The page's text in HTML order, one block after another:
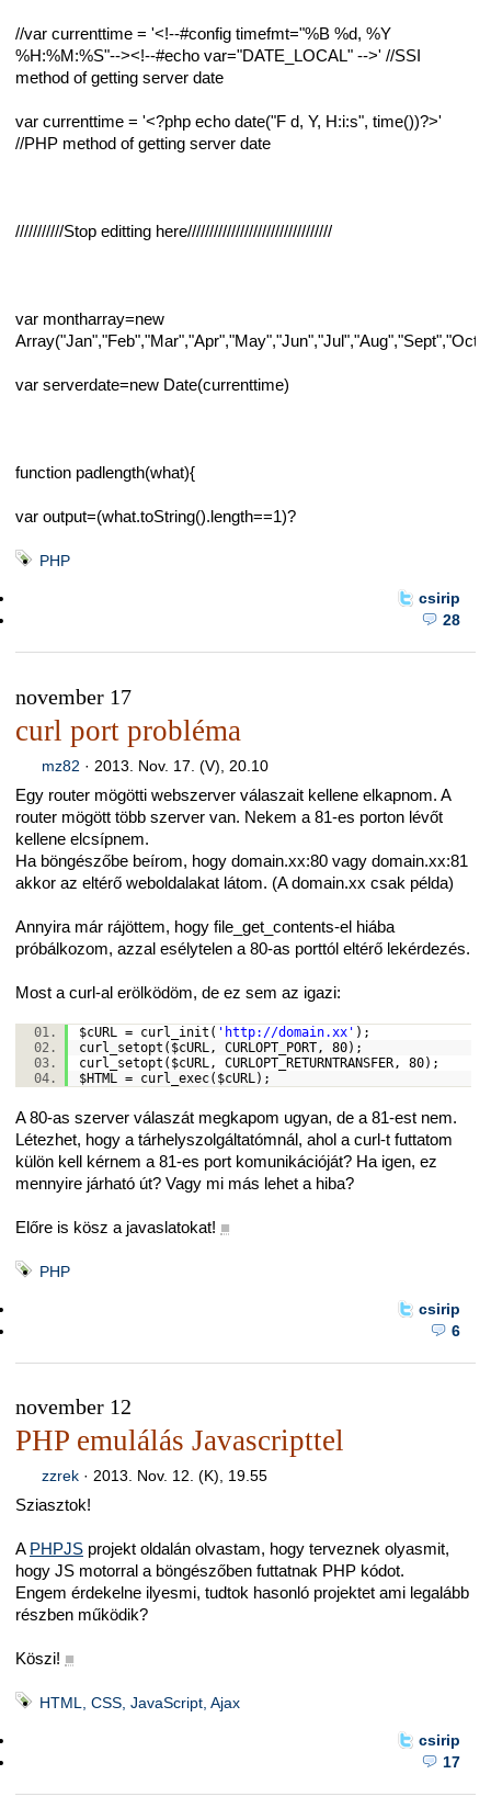
//var currenttime = '<!--#config timefmt="%B %d, %Y
%H:%M:%S"--><!--#echo var="DATE_LOCAL" -->' //SSI
method of getting server date
var currenttime = '<?php echo date("F d, Y, H:i:s", time())?>'
//PHP method of getting server date
///////////Stop editting here/////////////////////////////////
var montharray=new
var serverdate=new Date(currenttime)
function padlength(what){
var output=(what.toString().length==1)?
PHP
csirip
28
november 17
curl port probléma
mz82 · 2013. Nov. 17. (V), 20.10
Egy router mögötti webszerver válaszait kellene elkapnom. A
router mögött több szerver van. Nekem a 81-es porton lévőt
kellene elcsípnem.
Ha böngészőbe beírom, hogy domain.xx:80 vagy domain.xx:81
akkor az eltérő weboldalakat látom. (A domain.xx csak példa)
Annyira már rájöttem, hogy file_get_contents-el hiába
próbálkozom, azzal esélytelen a 80-as porttól eltérő lekérdezés.
Most a curl-al erölködöm, de ez sem az igazi:
$cURL = curl_init( 'http://domain.xx' );
curl_setopt( $cURL, CURLOPT_PORT, 80);
curl_setopt( $cURL, CURLOPT_RETURNTRANSFER, 80);
$HTML = curl_exec( $cURL);
A 80-as szerver válaszát megkapom ugyan, de a 81-est nem.
Létezhet, hogy a tárhelyszolgáltatómnál, ahol a curl-t futtatom
külön kell kérnem a 81-es port komunikációját? Ha igen, ez
mennyire járható út? Vagy mi más lehet a hiba?
Előre is kösz a javaslatokat! ■
PHP
csirip
6
november 12
PHP emulálás Javascripttel
zzrek· 2013. Nov. 12. (K), 19.55
Sziasztok!
A PHPJS projekt oldalán olvastam, hogy terveznek olyasmit,
hogy JS motorral a böngészőben futtatnak PHP kódot.
Engem érdekelne ilyesmi, tudtok hasonló projektet ami legalább
részben működik?
Köszi! ■
HTML, CSS, JavaScript, Ajax
csirip
17